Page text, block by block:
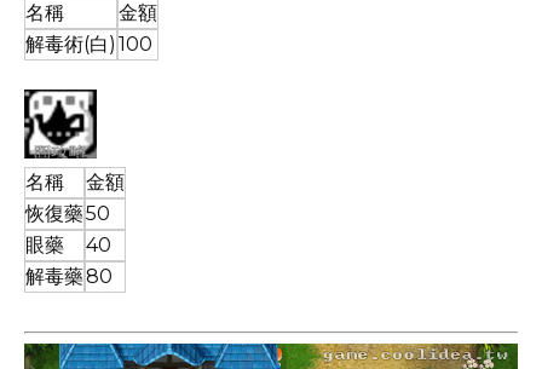
名稱
金額
解毒術(白) 100
名稱
金額
恢復藥50
眼藥
40
解毒藥80